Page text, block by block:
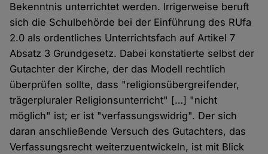
Bekenntnis unterrichtet werden. Irrigerweise beruft
sich die Schulbehörde bei der Einführung des RUfa
2.0 als ordentliches Unterrichtsfach auf Artikel 7
Absatz 3 Grundgesetz. Dabei konstatierte selbst der
Gutachter der Kirche, der das Modell rechtlich
überprüfen sollte, dass "religionsübergreifender,
trägerpluraler Religionsunterricht" […] "nicht
möglich" ist; er ist "verfassungswidrig". Der sich
daran anschließende Versuch des Gutachters, das
Verfassungsrecht weiterzuentwickeln, ist mit Blick